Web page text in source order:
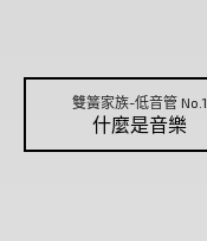
雙簧家族-低音管 No.1
什麼是音樂